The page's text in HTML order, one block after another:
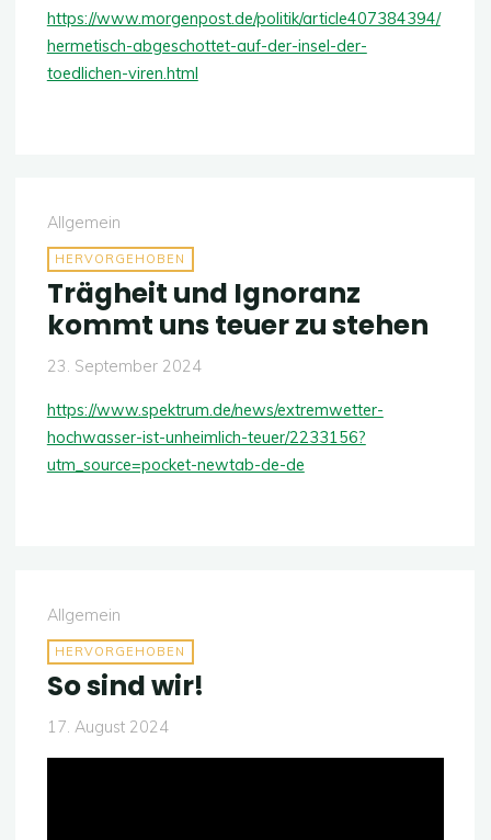
https://www.morgenpost.de/politik/article407384394/
hermetisch-abgeschottet-auf-der-insel-der-
toedlichen-viren.html
Allgemein
HERVORGEHOBEN
Trägheit und Ignoranz
kommt uns teuer zu stehen
23. September 2024
https://www.spektrum.de/news/extremwetter-
hochwasser-ist-unheimlich-teuer/2233156?
utm_source=pocket-newtab-de-de
Allgemein
HERVORGEHOBEN
So sind wir!
17. August 2024